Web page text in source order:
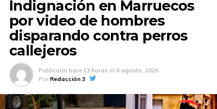
Indignación en Marruecos
por video de hombres
disparando contra perros
callejeros
Publicado hace 13 horas el 6 agosto, 2026
Por Redacción 3